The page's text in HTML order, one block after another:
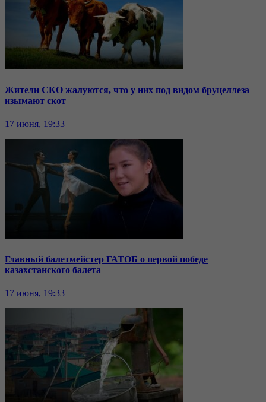
Жители СКО жалуются, что у них под видом бруцеллеза
изымают скот
17 июня, 19:33
Главный балетмейстер ГАТОБ о первой победе
казахстанского балета
17 июня, 19:33